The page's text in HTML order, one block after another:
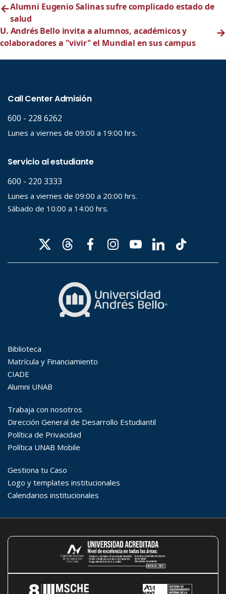
←Alumni Eugenio Salinas sufre complicado estado de
salud
U. Andrés Bello invita a alumnos, académicos y
colaboradores a "vivir" el Mundial en sus campus
→